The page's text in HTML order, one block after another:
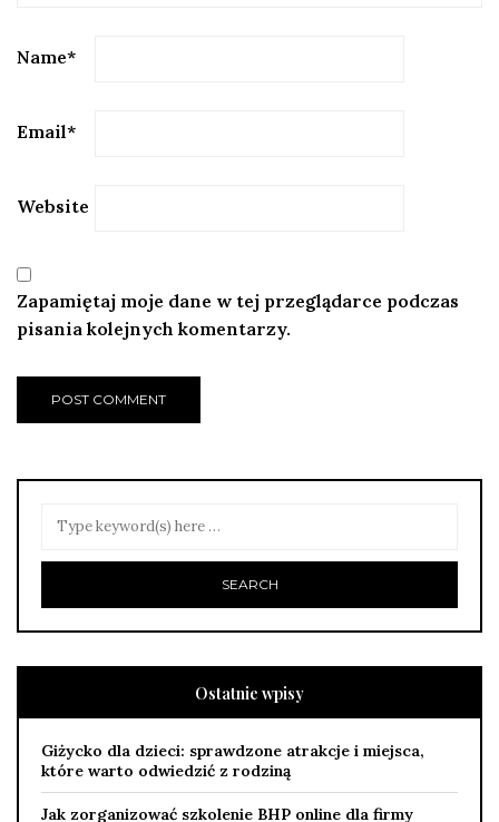
Name*
Email*
Website
Zapamiętaj moje dane w tej przeglądarce podczas
pisania kolejnych komentarzy.
Ostatnie wpisy
Giżycko dla dzieci: sprawdzone atrakcje i miejsca,
które warto odwiedzić z rodziną
Jak zorganizować szkolenie BHP online dla firmy